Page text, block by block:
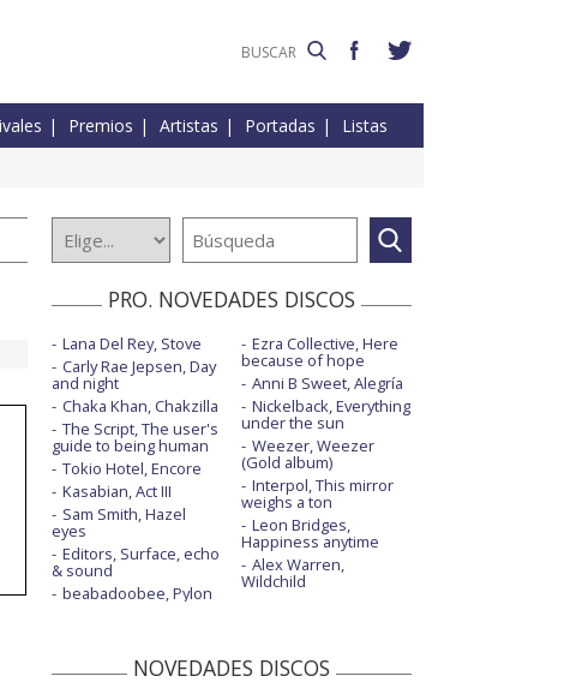
Premios Artistas Portadas Listas
PRO. NOVEDADES DISCOS
Lana Del Rey, Stove
Carly Rae Jepsen, Day
and night
Chaka Khan, Chakzilla
The Script, The user's
guide to being human
Tokio Hotel, Encore
Kasabian, Act III
Sam Smith, Hazel
eyes
Editors, Surface, echo
& sound
beabadoobee, Pylon
Ezra Collective, Here
because of hope
Anni B Sweet, Alegría
Nickelback, Everything
under the sun
Weezer, Weezer
(Gold album)
Interpol, This mirror
weighs a ton
Leon Bridges,
Happiness anytime
Alex Warren,
Wildchild
NOVEDADES DISCOS